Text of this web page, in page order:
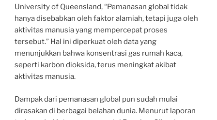
University of Queensland, “Pemanasan global tidak
hanya disebabkan oleh faktor alamiah, tetapi juga oleh
aktivitas manusia yang mempercepat proses
tersebut.” Hal ini diperkuat oleh data yang
menunjukkan bahwa konsentrasi gas rumah kaca,
seperti karbon dioksida, terus meningkat akibat
aktivitas manusia.
Dampak dari pemanasan global pun sudah mulai
dirasakan di berbagai belahan dunia. Menurut laporan